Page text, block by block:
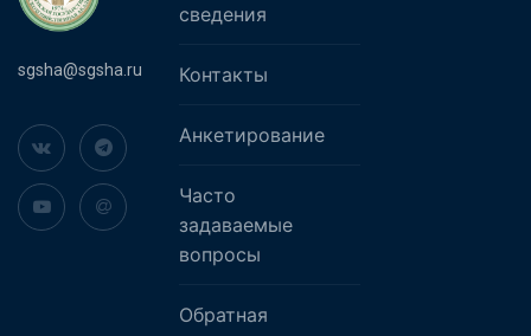
sgsha@sgsha.ru
сведения
Контакты
Анкетирование
Часто
задаваемые
вопросы
Обратная